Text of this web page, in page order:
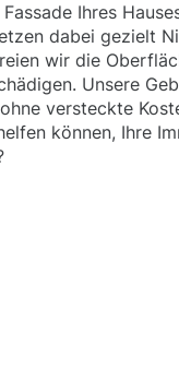
Ihres
dabei gezielt
wir die
Unsere
versteckte
können, Ihre